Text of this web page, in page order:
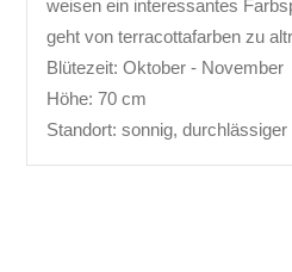
weisen ein interessantes
geht von terracottafarben zu
Blütezeit: Oktober - November
Höhe: 70 cm
Standort: sonnig, durchlässiger